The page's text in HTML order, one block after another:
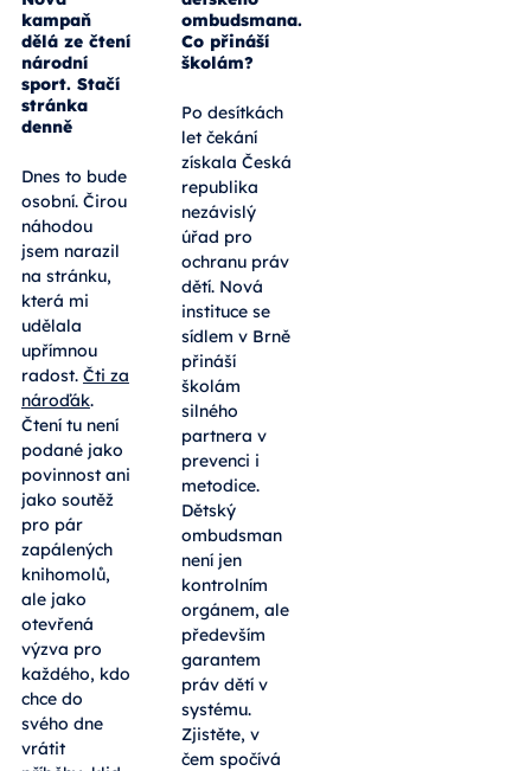
Čti za
nároďák:
Nová
kampaň
dělá ze čtení
národní
denně
Dnes to bude
osobní. Čirou
náhodou
jsem narazil
na stránku,
která mi
udělala
upřímnou
radost. Čti za
nároďák.
Čtení tu není
podané jako
povinnost ani
jako soutěž
pro pár
zapálených
knihomolů,
ale jako
otevřená
výzva pro
každého, kdo
chce do
dětského
ombudsmana.
Co přináší
školám?
Po desítkách
let čekání
získala Česká
republika
nezávislý
úřad pro
ochranu práv
dětí. Nová
instituce se
sídlem v Brně
přináší
školám
silného
partnera v
prevenci i
metodice.
Dětský
ombudsman
není jen
kontrolním
orgánem, ale
především
garantem
práv dětí v
systému.
Zjistěte, v
čem spočívá